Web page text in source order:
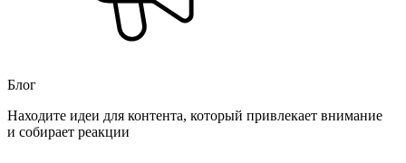
Блог
Находите идеи для контента, который привлекает внимание
и собирает реакции